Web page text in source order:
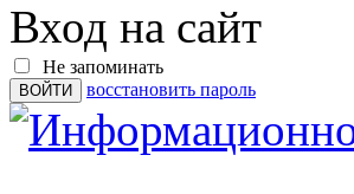
Вход на сайт
Не запоминать
восстановить пароль